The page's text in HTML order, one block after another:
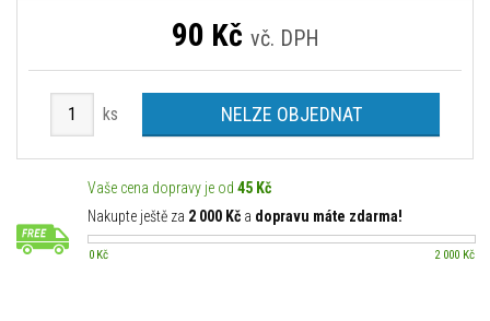
90 Kč vč. DPH
ks NELZE OBJEDNAT
Vaše cena dopravy je od 45 Kč
Nakupte ještě za 2 000 Kč a dopravu máte zdarma!
0 Kč 2 000 Kč